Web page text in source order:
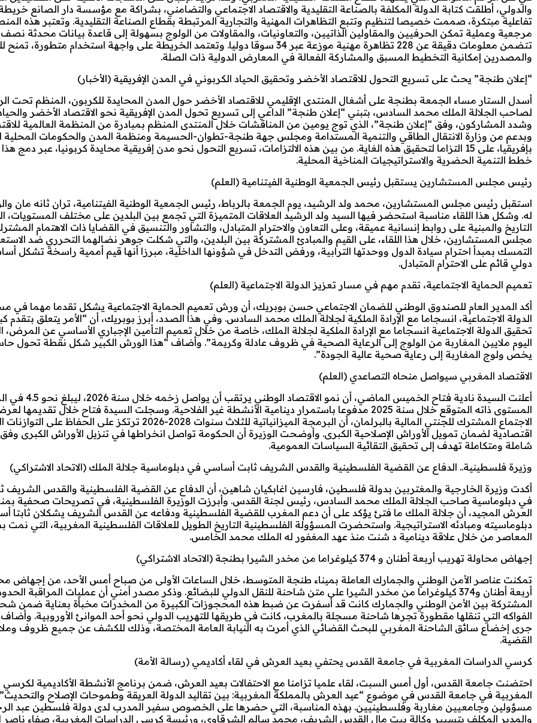
والدولي، أطلقت كتابة الدولة المكلفة بالصناعة التقليدية والاقتصاد الاجتماعي والتضامني، بشراكة مع مؤسسة دار الصانع
تفاعلية مبتكرة، صممت خصيصا لتنظيم وتتبع التظاهرات المهنية والتجارية المرتبطة بقطاع الصناعة التقليدية. وتعتبر هذه
مرجعية وعملية تمكن الحرفيين والمقاولين الذاتيين، والتعاونيات، والمقاولات من الولوج بسهولة إلى قاعدة بيانات محدثة نصف
تتضمن معلومات دقيقة عن 228 تظاهرة مهنية موزعة عبر 34 سوقا دوليا. وتعتمد الخريطة على واجهة استخدام
والمصدرين إمكانية التخطيط المسبق والمشاركة الفعالة في المعارض الدولية ذات الصلة.
“إعلان طنجة” يحث على تسريع التحول للاقتصاد الأخضر وتحقيق الحياد الكربوني في المدن الإفريقية (الأخبار)
أسدل الستار مساء الجمعة بطنجة على أشغال المنتدى الإقليمي للاقتصاد الأخضر حول المدن المحايدة للكربون، المنظم تحت
لصاحب الجلالة الملك محمد السادس، بتبني “إعلان طنجة” الداعي إلى تسريع تحول المدن الإفريقية نحو الاقتصاد الأخضر
وشدد المشاركون، وفق “إعلان طنجة”، الذي توج يومين من المناقشات خلال المنتدى المنظم بمبادرة من المنظمة العالمية
وبدعم من وزارة الانتقال الطاقي والتنمية المستدامة ومجلس جهة طنجة-تطوان-الحسيمة ومنظمة المدن والحكومات المحلية
بإفريقيا، على 15 التزاما لتحقيق هذه الغاية. من بين هذه الالتزامات، تسريع التحول نحو مدن إفريقية محايدة كربونيا، عبر دمج
خطط التنمية الحضرية والاستراتيجيات المناخية المحلية.
رئيس مجلس المستشارين يستقبل رئيس الجمعية الوطنية الفيتنامية (العلم)
استقبل رئيس مجلس المستشارين، محمد ولد الرشيد، يوم الجمعة بالرباط، رئيس الجمعية الوطنية الفيتنامية، تران ثانه مان
له. وشكل هذا اللقاء مناسبة استحضر فيها السيد ولد الرشيد العلاقات المتميزة التي تجمع بين البلدين على مختلف المستويات،
التاريخ والمبنية على روابط إنسانية عميقة، وعلى التعاون والاحترام المتبادل، والتشاور والتنسيق في القضايا ذات الاهتمام
مجلس المستشارين، خلال هذا اللقاء، على القيم والمبادئ المشتركة بين البلدين، والتي شكلت جوهر نضالهما التحرري ضد
التمسك بمبدأ احترام سيادة الدول ووحدتها الترابية، ورفض التدخل في شؤونها الداخلية، مبرزا أنها قيم أممية راسخة تشكل
دولي قائم على الاحترام المتبادل.
تعميم الحماية الاجتماعية، تقدم مهم في مسار تعزيز الدولة الاجتماعية (العلم)
أكد المدير العام للصندوق الوطني للضمان الاجتماعي حسن بوبريك، أن ورش تعميم الحماية الاجتماعية يشكل تقدما مهما في
الدولة الاجتماعية، انسجاما مع الإرادة الملكية لجلالة الملك محمد السادس. وفي هذا الصدد، أبرز بوبريك، أن “الأمر يتعلق بتقدم
تحقيق الدولة الاجتماعية انسجاما مع الإرادة الملكية لجلالة الملك، خاصة من خلال تعميم التأمين الإجباري الأساسي عن المرض،
اليوم ملايين المغاربة من الولوج إلى الرعاية الصحية في ظروف عادلة وكريمة”. وأضاف “هذا الورش الكبير شكل نقطة تحول
يخص ولوج المغاربة إلى رعاية صحية عالية الجودة”.
الاقتصاد المغربي سيواصل منحاه التصاعدي (العلم)
أعلنت السيدة نادية فتاح الخميس الماضي، أن
المستوى ذاته المتوقع خلال سنة 2025 مدفوعا باستمرار دينامية الأنشطة غير الفلاحية. وسجلت السيدة فتاح خلال تقديمها
الاجتماع المشترك للجنتي المالية بالبرلمان، أن البرمجة الميزانياتية للثلاث سنوات 2028-2026 ترتكز على
اقتصادية لضمان تمويل الأوراش الإصلاحية الكبرى. وأوضحت الوزيرة أن الحكومة تواصل انخراطها في تنزيل الأوراش الكبرى
شاملة ومتكاملة تهدف إلى تحقيق التقائية السياسات العمومية.
وزيرة فلسطينية.. الدفاع عن القضية الفلسطينية والقدس الشريف ثابت أساسي في دبلوماسية جلالة الملك (الاتحاد الاشتراكي)
أكدت وزيرة الخارجية والمغتربين بدولة فلسطين، فارسين اغابكيان شاهين، أن الدفاع عن القضية الفلسطينية والقدس
في دبلوماسية صاحب الجلالة الملك محمد السادس، رئيس لجنة القدس. وأبرزت الوزيرة الفلسطينية، في تصريحات صحفية
العرش المجيد، أن جلالة الملك ما فتئ يؤكد على أن دعم المغرب للقضية الفلسطينية ودفاعه عن القدس الشريف يشكلان ثابتا
دبلوماسيته ومبادئه الاستراتيجية. واستحضرت المسؤولة الفلسطينية التاريخ الطويل للعلاقات الفلسطينية المغربية، التي نمت
المعاصر من خلال علاقة دينامية د شنت منذ عهد المغفور له الملك محمد الخامس.
إجهاض محاولة تهريب أربعة أطنان و 374 كيلوغراما من مخدر الشيرا بطنجة (الاتحاد الاشتراكي)
تمكنت عناصر الأمن الوطني والجمارك العاملة بميناء طنجة المتوسط، خلال الساعات الأولى من صباح أمس الأحد، من إجهاض
أربعة أطنان و374 كيلوغراما من مخدر الشيرا على متن شاحنة للنقل الدولي للبضائع. وذكر مصدر أمني أن عمليات المراقبة
المشتركة بين الأمن الوطني والجمارك كانت قد أسفرت عن ضبط هذه المحجوزات الكبيرة من المخدرات مخبأة بعناية ضمن
الفواكه التي تنقلها مقطورة تجرها شاحنة مسجلة بالمغرب، كانت في طريقها للتهريب الدولي نحو أحد الموانئ الأوروبية.
جرى إخضاع سائق الشاحنة المغربي للبحث القضائي الذي أمرت به النيابة العامة المختصة، وذلك للكشف عن جميع ظروف
القضية.
كرسي الدراسات المغربية في جامعة القدس يحتفي بعيد العرش في لقاء أكاديمي (رسالة الأمة)
احتضنت جامعة القدس، أول أمس السبت، لقاء علميا تزامنا مع الاحتفالات بعيد العرش، ضمن برنامج الأنشطة الأكاديمية لكرسي
المغربية في جامعة القدس في موضوع “عيد العرش بالمملكة المغربية: بين تقاليد الدولة العريقة وطموحات الإصلاح
مسؤولين وجامعيين مغاربة وفلسطينيين. بهذه المناسبة، التي حضرها على الخصوص سفير المدرب لدى دولة فلسطين عبد
والمدير المكلف بتسيير وكالة بيت مال القدس الشريف، محمد سالم الشرقاوي، ورئيسة كرسي الدراسات المغربية، صفاء ناصر